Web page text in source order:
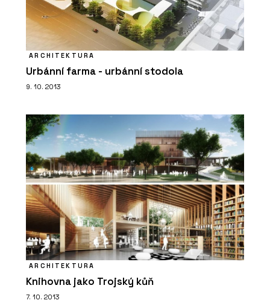
designu, říká jeho organizátorka
ČLÁNKY
ARCHITECT@WORK se blíží. Veletrh v
Praze nabídne inovace, rovné
ARCHITEKTURA
Urbánní farma - urbánní stodola
9. 10. 2013
ARCHITEKTURA
Knihovna jako Trojský kůň
7. 10. 2013